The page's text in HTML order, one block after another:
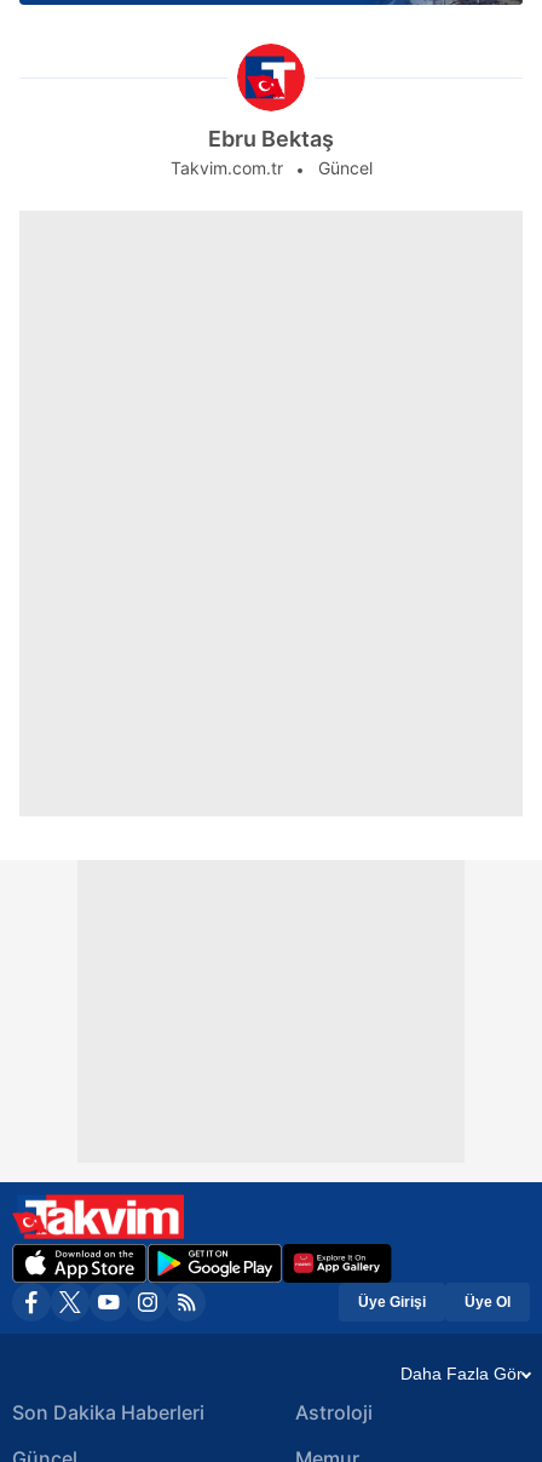
Ebru Bektaş
Takvim.com.tr Güncel
Üye Girişi Üye Ol
Daha Fazla Gör
Son Dakika Haberleri
Astroloji